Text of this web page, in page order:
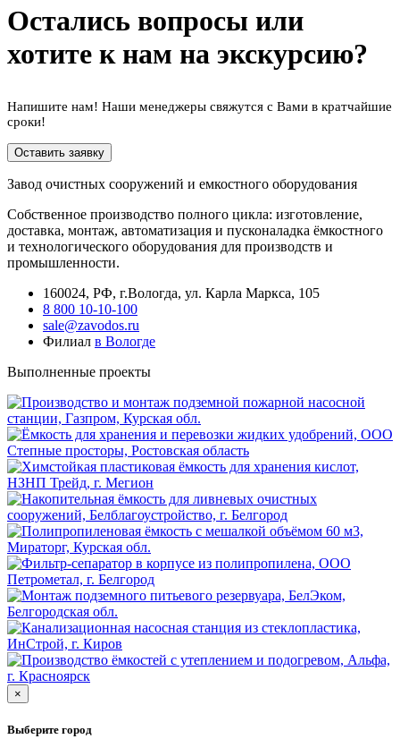
Остались вопросы или
хотите к нам на экскурсию?
Напишите нам! Наши менеджеры свяжутся с Вами в кратчайшие
сроки!
Оставить заявку
Завод очистных сооружений и емкостного оборудования
Собственное производство полного цикла: изготовление,
доставка, монтаж, автоматизация и пусконаладка ёмкостного
и технологического оборудования для производств и
промышленности.
160024, РФ, г.Вологда, ул. Карла Маркса, 105
8 800 10-10-100
sale@zavodos.ru
Филиал в Вологде
Выполненные проекты
×
Выберите город